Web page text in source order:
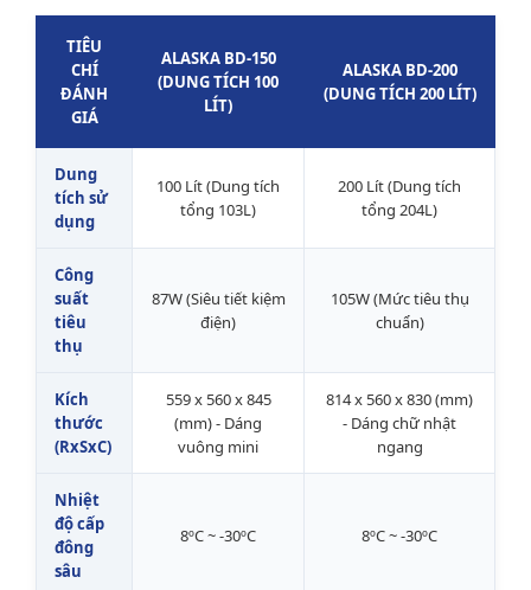
TIÊU
CHÍ
ĐÁNH
GIÁ
ALASKA BD-150
(DUNG TÍCH 100
LÍT)
ALASKA BD-200
(DUNG TÍCH 200 LÍT)
Dung
tích sử
dụng
100 Lít (Dung tích
tổng 103L)
200 Lít (Dung tích
tổng 204L)
Công
suất
tiêu
thụ
87W (Siêu tiết kiệm
điện)
105W (Mức tiêu thụ
chuẩn)
Kích
thước
(RxSxC)
559 x 560 x 845
(mm) - Dáng
vuông mini
814 x 560 x 830 (mm)
- Dáng chữ nhật
ngang
Nhiệt
độ cấp
đông
sâu
8ºC ~ -30ºC 8ºC ~ -30ºC